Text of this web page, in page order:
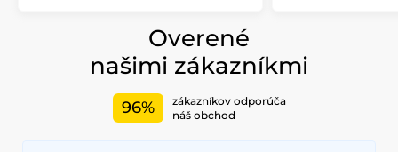
Overené
našimi zákazníkmi
96%
zákazníkov odporúča
náš obchod